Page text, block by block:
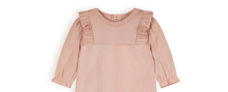
optie
kan
gekozen
worden
op